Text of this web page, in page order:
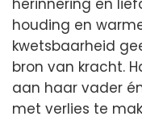
houding en
kwetsbaarheid
bron van kracht.
aan haar vader
met verlies te